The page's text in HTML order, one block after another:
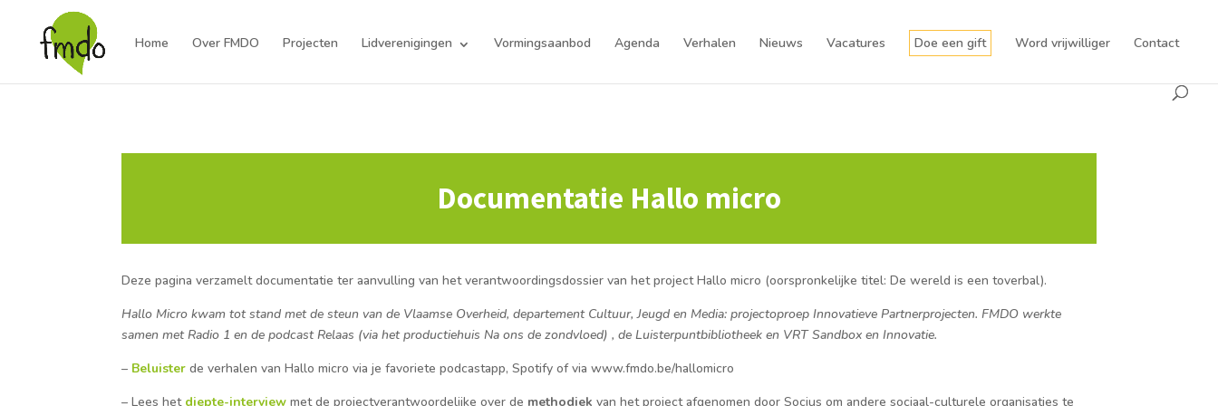
Home Over FMDO Projecten Lidverenigingen Vormingsaanbod Agenda Verhalen Nieuws Vacatures Doe een gift Word vrijwilliger Contact
Documentatie Hallo micro
Deze pagina verzamelt documentatie ter aanvulling van het verantwoordingsdossier van het project Hallo micro (oorspronkelijke titel: De wereld is een toverbal).
Hallo Micro kwam tot stand met de steun van de Vlaamse Overheid, departement Cultuur, Jeugd en Media: projectoproep Innovatieve Partnerprojecten.FMDO werkte
samen met Radio 1 en de podcast Relaas (via het productiehuis Na ons de zondvloed) , de Luisterpuntbibliotheek en VRT Sandbox en Innovatie.
– Beluister de verhalen van Hallo micro via je favoriete podcastapp, Spotify of via www.fmdo.be/hallomicro
– Lees het diepte-interview met de projectverantwoordelijke over de methodiek van het project afgenomen door Socius om andere sociaal-culturele organisaties te